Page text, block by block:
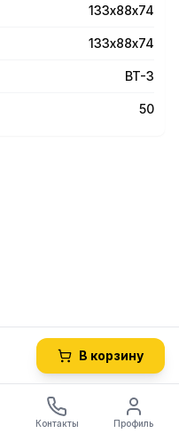
133х88х74
133х88х74
BT-3
50
В корзину
Контакты Профиль